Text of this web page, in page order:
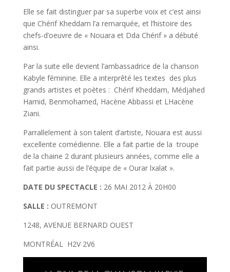
Elle se fait distinguer par sa superbe voix et c’est ainsi
que Chérif Kheddam l’a remarquée, et l’histoire des
chefs-d’oeuvre de « Nouara et Dda Chérif » a débuté
ainsi.
Par la suite elle devient l’ambassadrice de la chanson
Kabyle féminine. Elle a interprêté les textes des plus
grands artistes et poètes : Chérif Kheddam, Médjahed
Hamid, Benmohamed, Hacène Abbassi et LHacène
Ziani.
Parrallelement à son talent d’artiste, Nouara est aussi
excellente comédienne. Elle a fait partie de la troupe
de la chaine 2 durant plusieurs années, comme elle a
fait partie aussi de l’équipe de « Ourar lxalat ».
DATE DU SPECTACLE : 26 MAI 2012 À 20H00
SALLE : OUTREMONT
1248, AVENUE BERNARD OUEST
MONTRÉAL H2V 2V6